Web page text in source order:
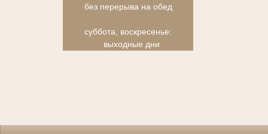
без перерыва на обед
суббота, воскресенье:
выходные дни